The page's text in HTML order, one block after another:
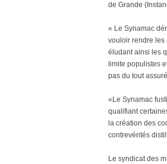
de Grande
« Le Synamac
vouloir rendre les
éludant ainsi les
limite populistes
pas du tout
«Le Synamac
qualifiant
la création des
contrevérités
Le syndicat des